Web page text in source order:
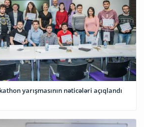
yarışmasının nəticələri açıqlandı